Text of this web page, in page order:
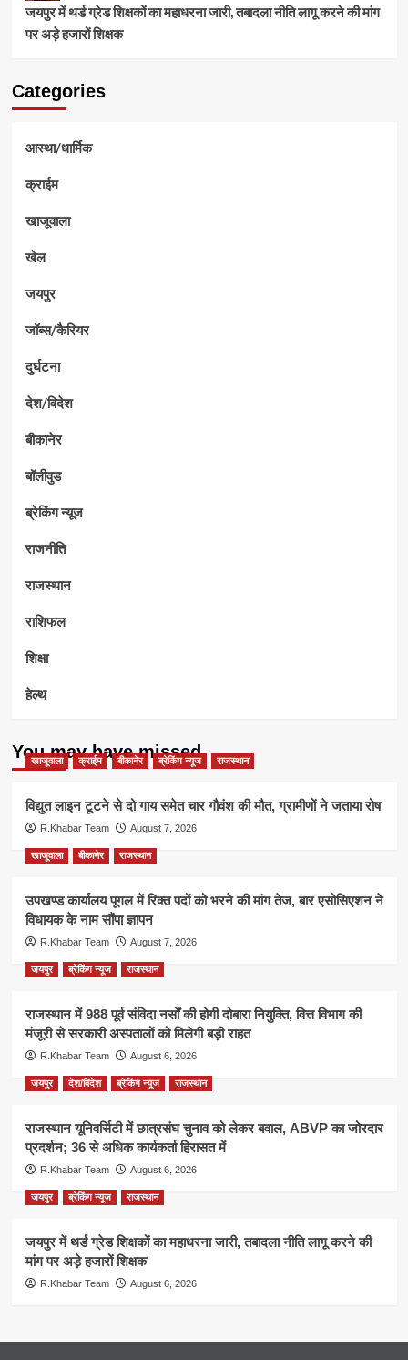
जयपुर में थर्ड ग्रेड शिक्षकों का महाधरना जारी, तबादला नीति लागू करने की मांग
पर अड़े हजारों शिक्षक
Categories
आस्था/धार्मिक
क्राईम
खाजूवाला
खेल
जयपुर
जॉब्स/कैरियर
दुर्घटना
देश/विदेश
बीकानेर
बॉलीवुड
ब्रेकिंग न्यूज
राजनीति
राजस्थान
राशिफल
शिक्षा
हेल्थ
You may have missed
खाजूवाला क्राईम बीकानेर ब्रेकिंग न्यूज राजस्थान
विद्युत लाइन टूटने से दो गाय समेत चार गौवंश की मौत, ग्रामीणों ने जताया रोष
R.Khabar Team August 7, 2026
खाजूवाला बीकानेर राजस्थान
उपखण्ड कार्यालय पूगल में रिक्त पदों को भरने की मांग तेज, बार एसोसिएशन ने
विधायक के नाम सौंपा ज्ञापन
R.Khabar Team August 7, 2026
जयपुर ब्रेकिंग न्यूज राजस्थान
राजस्थान में 988 पूर्व संविदा नर्सों की होगी दोबारा नियुक्ति, वित्त विभाग की
मंजूरी से सरकारी अस्पतालों को मिलेगी बड़ी राहत
R.Khabar Team August 6, 2026
जयपुर देश/विदेश ब्रेकिंग न्यूज राजस्थान
राजस्थान यूनिवर्सिटी में छात्रसंघ चुनाव को लेकर बवाल, ABVP का जोरदार
प्रदर्शन; 36 से अधिक कार्यकर्ता हिरासत में
R.Khabar Team August 6, 2026
जयपुर ब्रेकिंग न्यूज राजस्थान
जयपुर में थर्ड ग्रेड शिक्षकों का महाधरना जारी, तबादला नीति लागू करने की
मांग पर अड़े हजारों शिक्षक
R.Khabar Team August 6, 2026